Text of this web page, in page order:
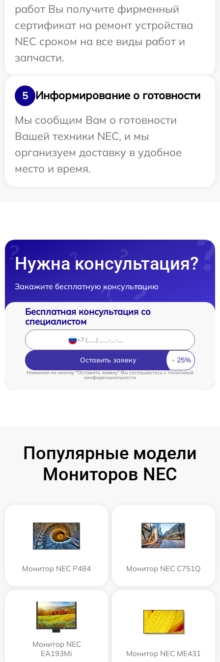
работ Вы получите фирменный
сертификат на ремонт устройства
NEC сроком на все виды работ и
запчасти.
5
Информирование о готовности
Мы сообщим Вам о готовности
Вашей техники NEC, и мы
организуем доставку в удобное
место и время.
Нужна консультация?
Закажите бесплатную консультацию
Бесплатная консультация со
специалистом
Оставить заявку
Нажимая на кнопку "Оставить заявку" Вы соглашаетесь cполитикой
конфиденциальности
Популярные модели
Мониторов NEC
Монитор NEC P484 Монитор NEC C751Q
Монитор NEC
EA193Mi
Монитор NEC ME431